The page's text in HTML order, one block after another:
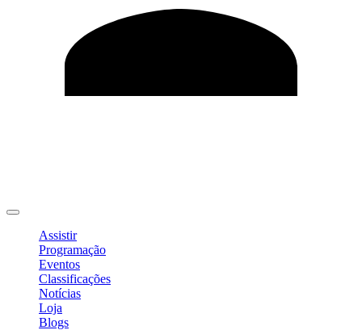
Assistir
Programação
Eventos
Classificações
Notícias
Loja
Blogs